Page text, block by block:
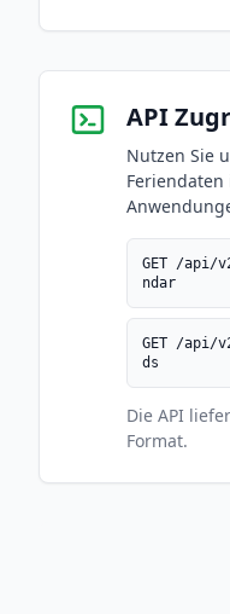
API
Nutzen Sie
GET /api/
ndar
GET /api/
ds
Die API
Format.